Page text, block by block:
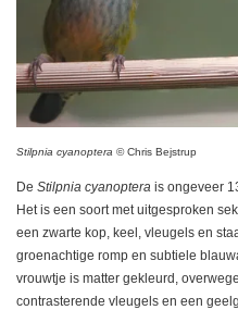
Stilpnia cyanoptera © Chris Bejstrup
De Stilpnia cyanoptera is ongeveer
Het is een soort met uitgesproken
een zwarte kop, keel, vleugels en
groenachtige romp en subtiele
vrouwtje is matter gekleurd,
contrasterende vleugels en een